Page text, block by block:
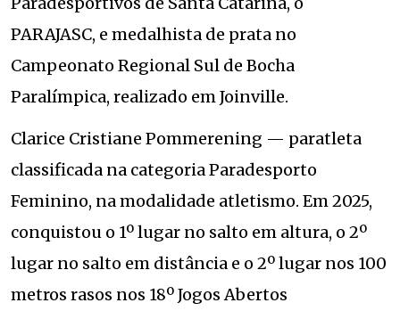
PARAJASC, e medalhista de prata no
Campeonato Regional Sul de Bocha
Paralímpica, realizado em Joinville.
Clarice Cristiane Pommerening — paratleta
classificada na categoria Paradesporto
Feminino, na modalidade atletismo. Em 2025,
conquistou o 1º lugar no salto em altura, o 2º
lugar no salto em distância e o 2º lugar nos 100
metros rasos nos 18º Jogos Abertos